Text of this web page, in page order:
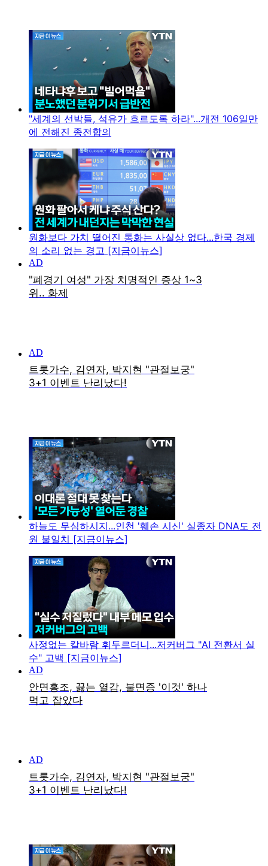
"세계의 선박들, 석유가 흐르도록 하라"...개전 106일만
에 전해진 종전합의
원화보다 가치 떨어진 통화는 사실상 없다...한국 경제
의 소리 없는 경고 [지금이뉴스]
하늘도 무심하시지...인천 '훼손 시신' 실종자 DNA도 전
원 불일치 [지금이뉴스]
사정없는 칼바람 휘두르더니...저커버그 "AI 전환서 실
수" 고백 [지금이뉴스]